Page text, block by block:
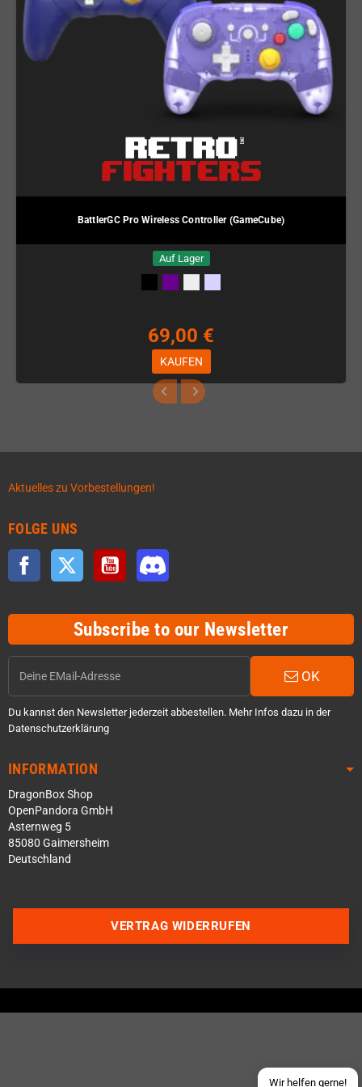
BattlerGC Pro Wireless Controller (GameCube)
Auf Lager
69,00 €
KAUFEN
Aktuelles zu Vorbestellungen!
FOLGE UNS
Facebook Twitter YouTube
Subscribe to our Newsletter
OK
Du kannst den Newsletter jederzeit abbestellen. Mehr Infos dazu in der
Datenschutzerklärung
INFORMATION
DragonBox Shop
OpenPandora GmbH
Asternweg 5
85080 Gaimersheim
Deutschland
Wir helfen gerne!
Über WhatsApp schreiben
Schick uns eine eMail
VERTRAG WIDERRUFEN